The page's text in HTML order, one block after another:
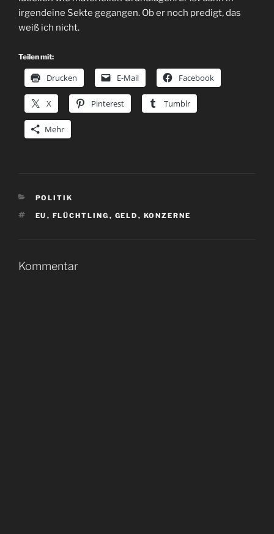
irgendeine Sekte gegangen. Ob er noch predigt, das
weiß ich nicht.
Teilen mit:
Drucken E-Mail Facebook
X Pinterest Tumblr
Mehr
KATEGORIEN
POLITIK
SCHLAGWÖRTER
EU , FLÜCHTLING , GELD , KONZERNE
Kommentar